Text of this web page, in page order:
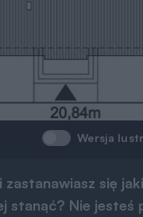
Wersja
zastanawiasz się
stanąć? Nie jesteś